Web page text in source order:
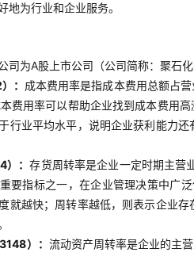
地为行业和企业服务。
司为A股上市公司（公司简称：聚
： 成本费用率是指成本费用总额占
费用率可以帮助企业找到成本费用
行业平均水平，说明企业获利能力
）：存货周转率是企业一定时期主营
要指标之一，在企业管理决策中广
就越快；周转率越低，则表示企业
）： 流动资产周转率是企业的主